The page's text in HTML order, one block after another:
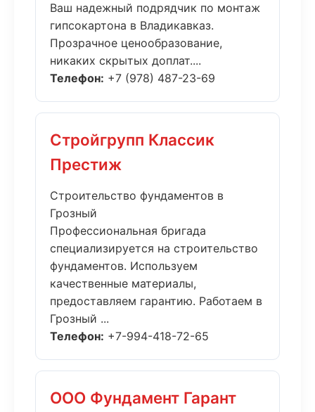
Ваш надежный подрядчик по монтаж
гипсокартона в Владикавказ.
Прозрачное ценообразование,
никаких скрытых доплат....
Телефон: +7 (978) 487-23-69
Стройгрупп Классик
Престиж
Строительство фундаментов в
Грозный
Профессиональная бригада
специализируется на строительство
фундаментов. Используем
качественные материалы,
предоставляем гарантию. Работаем в
Грозный ...
Телефон: +7-994-418-72-65
ООО Фундамент Гарант